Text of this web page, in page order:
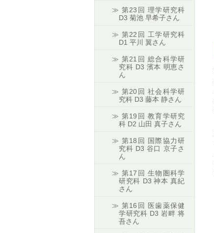
第23回 理学研究科
D3 菊池 早希子さん
第22回 工学研究科
D1 平川 翼さん
第21回 総合科学研
究科 D3 濱本 明恵さ
ん
第20回 社会科学研
究科 D3 藤本 静さん
第19回 教育学研究
科 D2 山田 真子さん
第18回 国際協力研
究科 D3 谷口 京子さ
ん
第17回 生物圏科学
研究科 D3 神本 真紀
さん
第16回 医歯薬保健
学研究科 D3 岩畔 将
吾さん